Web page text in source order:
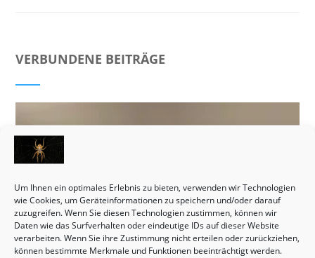
Um Ihnen ein optimales Erlebnis zu bieten, verwenden wir Technologien
wie Cookies, um Geräteinformationen zu speichern und/oder darauf
zuzugreifen. Wenn Sie diesen Technologien zustimmen, können wir
Daten wie das Surfverhalten oder eindeutige IDs auf dieser Website
verarbeiten. Wenn Sie ihre Zustimmung nicht erteilen oder zurückziehen,
können bestimmte Merkmale und Funktionen beeinträchtigt werden.
VERBUNDENE BEITRÄGE